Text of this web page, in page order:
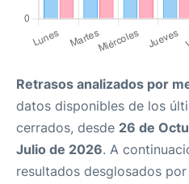
Retrasos analizados por
datos disponibles de los
cerrados, desde 26 de
Julio de 2026. A
resultados desglosados